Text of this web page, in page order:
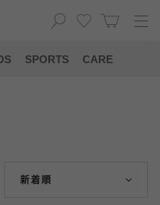
SPORTS CARE
新着順